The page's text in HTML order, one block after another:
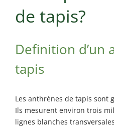
Exterminateur
Plateau-Mont-
Exterminateur
Pointe-aux-
Trembles
Villeray-St-
Michel-Parc-
Extension
de tapis?
Definition d’un
tapis
Les anthrènes de tapis sont
Ils mesurent environ trois
lignes blanches